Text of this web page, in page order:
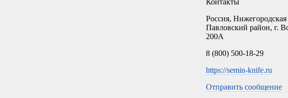
Контакты
Россия, Нижегородская
Павловский район, г.
200А
8 (800) 500-18-29
https://semin-knife.ru
Отправить сообщение